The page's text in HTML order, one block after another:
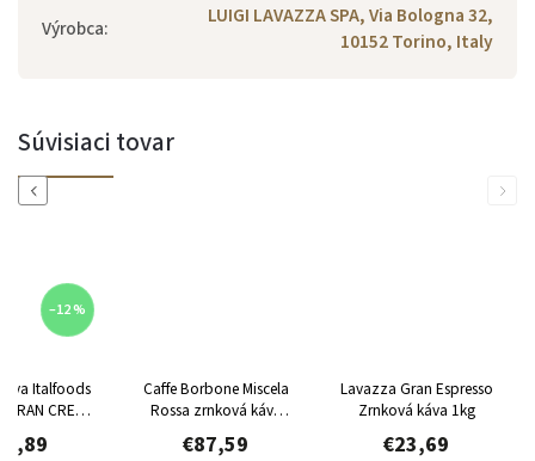
Výrobca:
LUIGI LAVAZZA SPA, Via Bologna 32,
10152 Torino, Italy
Súvisiaci tovar
Previous
–12 %
Italfoods
CREMA
1kg
Caffe Borbone Miscela
Rossa zrnková káva
6x1kg
€87,59
Lavazza Gran Espresso
Zrnková káva 1kg
€23,69
Next